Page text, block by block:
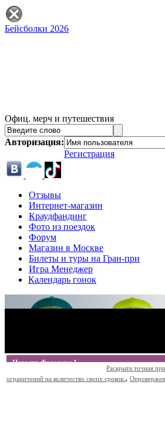
Бейсболки 2026
Офиц. мерч и путешествия
Авторизация:
Регистрация
Отзывы
Интернет-магазин
Краудфандинг
Фото из поездок
Форум
Магазин в Москве
Билеты и туры на Гран-при
Игра Менеджер
Календарь гонок
Новости Формулы 1
Раскрыта точная
ограничений на количество своих сроков. ,